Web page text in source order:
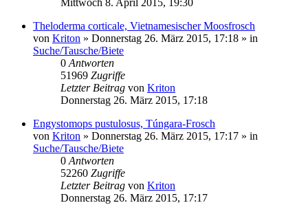
Theloderma corticale, Vietnamesischer Moosfrosch
von Kriton » Donnerstag 26. März 2015, 17:18 » in
Suche/Tausche/Biete
0 Antworten
51969 Zugriffe
Letzter Beitrag von Kriton
Donnerstag 26. März 2015, 17:18
Engystomops pustulosus, Túngara-Frosch
von Kriton » Donnerstag 26. März 2015, 17:17 » in
Suche/Tausche/Biete
0 Antworten
52260 Zugriffe
Letzter Beitrag von Kriton
Donnerstag 26. März 2015, 17:17